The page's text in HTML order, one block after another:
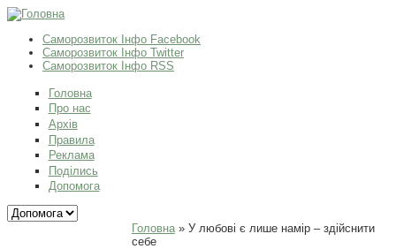
Саморозвиток Інфо Facebook
Саморозвиток Інфо Twitter
Саморозвиток Інфо RSS
Головна
Про нас
Архів
Правила
Реклама
Поділись
Допомога
Ви є тут
Головна» У любові є лише намір – здійснити
себе